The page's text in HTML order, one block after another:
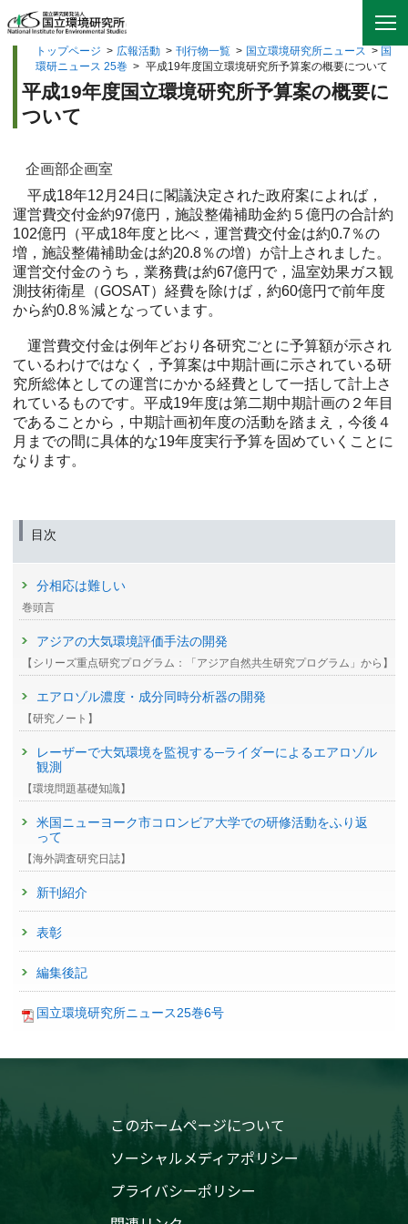
トップページ > 広報活動 > 刊行物一覧 > 国立環境研究所ニュース > 国
環研ニュース 25巻 > 平成19年度国立環境研究所予算案の概要について
平成19年度国立環境研究所予算案の概要に
ついて
企画部企画室
平成18年12月24日に閣議決定された政府案によれば，
運営費交付金約97億円，施設整備補助金約５億円の合計約
102億円（平成18年度と比べ，運営費交付金は約0.7％の
増，施設整備補助金は約20.8％の増）が計上されました。
運営交付金のうち，業務費は約67億円で，温室効果ガス観
測技術衛星（GOSAT）経費を除けば，約60億円で前年度
から約0.8％減となっています。
運営費交付金は例年どおり各研究ごとに予算額が示され
ているわけではなく，予算案は中期計画に示されている研
究所総体としての運営にかかる経費として一括して計上さ
れているものです。平成19年度は第二期中期計画の２年目
であることから，中期計画初年度の活動を踏まえ，今後４
月までの間に具体的な19年度実行予算を固めていくことに
なります。
目次
分相応は難しい
巻頭言
アジアの大気環境評価手法の開発
【シリーズ重点研究プログラム：「アジア自然共生研究プログラム」から】
エアロゾル濃度・成分同時分析器の開発
【研究ノート】
レーザーで大気環境を監視する─ライダーによるエアロゾル
観測
【環境問題基礎知識】
米国ニューヨーク市コロンビア大学での研修活動をふり返
って
【海外調査研究日誌】
新刊紹介
表彰
編集後記
国立環境研究所ニュース25巻6号
このホームページについて
ソーシャルメディアポリシー
プライバシーポリシー